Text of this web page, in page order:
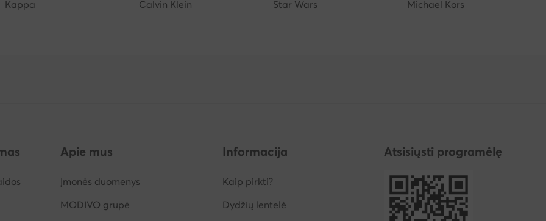
Kappa Calvin Klein Star Wars Michael Kors
Apie mus
Įmonės duomenys
MODIVO grupė
Informacija
Kaip pirkti?
Dydžių lentelė
Atsisiųsti programėlę